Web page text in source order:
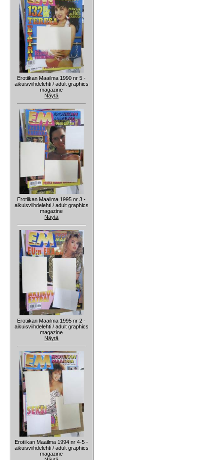
Erotiikan Maailma 1990 nr 5 -
aikuisviihdelehti / adult graphics
magazine
Näytä
Erotiikan Maailma 1995 nr 3 -
aikuisviihdelehti / adult graphics
magazine
Näytä
Erotiikan Maailma 1995 nr 2 -
aikuisviihdelehti / adult graphics
magazine
Näytä
Erotiikan Maailma 1994 nr 4-5 -
aikuisviihdelehti / adult graphics
magazine